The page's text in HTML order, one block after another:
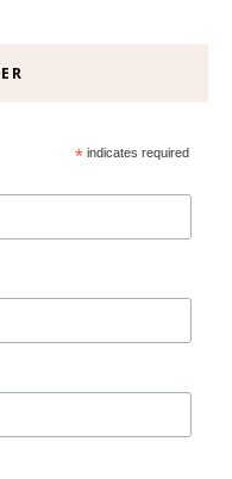
* indicates required